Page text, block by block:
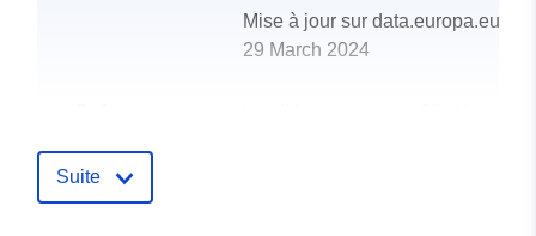
Mise à jour sur data.europa.eu:
29 March 2024
Suite